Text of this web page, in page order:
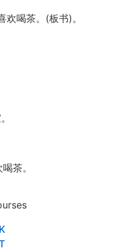
喝茶。(板书)。
茶。